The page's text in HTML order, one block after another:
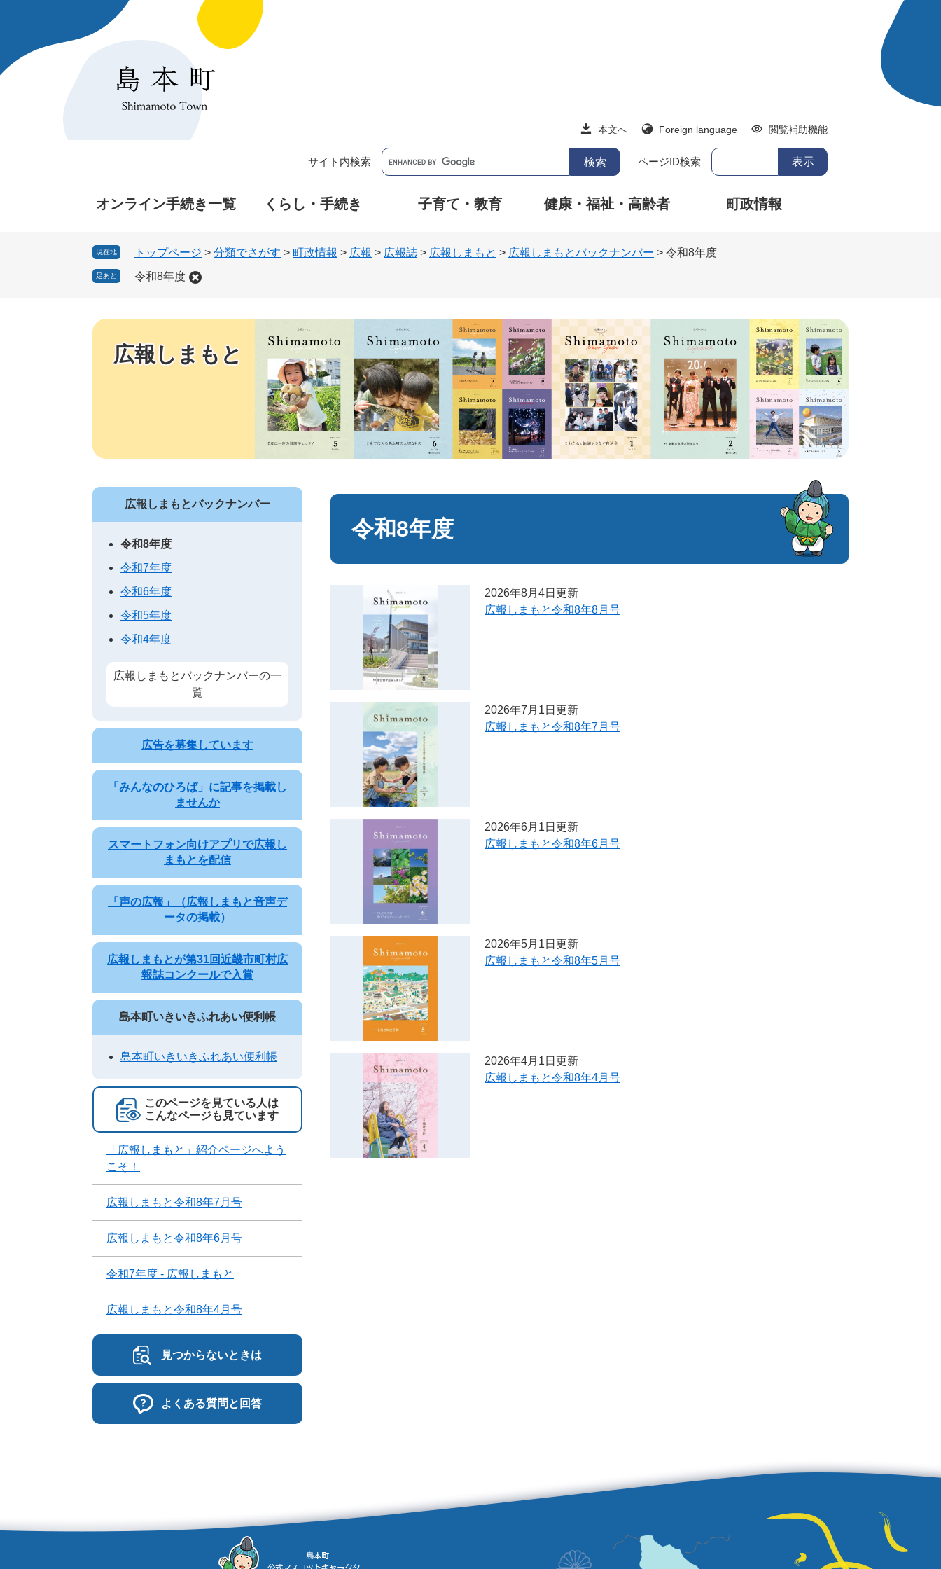
先
を
本文へ Foreign language 閲覧補助機能
サイト内検索 ページID検索
オンライン手続き一覧 くらし・手続き 子育て・教育 健康・福祉・高齢者 町政情報
現在地 トップページ > 分類でさがす > 町政情報 > 広報 > 広報誌 > 広報しまもと > 広報しまもとバックナンバー > 令和8年度
足あと 令和8年度
広報しまもと
令和8年度
2026年8月4日更新
広報しまもと令和8年8月号
2026年7月1日更新
広報しまもと令和8年7月号
2026年6月1日更新
広報しまもと令和8年6月号
2026年5月1日更新
広報しまもと令和8年5月号
2026年4月1日更新
広報しまもと令和8年4月号
広報しまもとバックナンバー
令和8年度
令和7年度
令和6年度
令和5年度
令和4年度
広報しまもとバックナンバーの一
覧
広告を募集しています
「みんなのひろば」に記事を掲載し
ませんか
スマートフォン向けアプリで広報し
まもとを配信
「声の広報」（広報しまもと音声デ
ータの掲載）
広報しまもとが第31回近畿市町村広
報誌コンクールで入賞
島本町いきいきふれあい便利帳
島本町いきいきふれあい便利帳
このページを見ている人は
こんなページも見ています
「広報しまもと」紹介ページへよう
こそ！
広報しまもと令和8年7月号
広報しまもと令和8年6月号
令和7年度 - 広報しまもと
広報しまもと令和8年4月号
見つからないときは
よくある質問と回答